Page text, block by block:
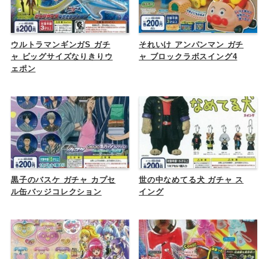
ウルトラマンギンガS ガチ
ャ ビッグサイズなりきりウ
ェポン
それいけ アンパンマン ガチ
ャ ブロックラボスイング4
黒子のバスケ ガチャ カプセ
ル缶バッジコレクション
世の中なめてる犬 ガチャ ス
イング